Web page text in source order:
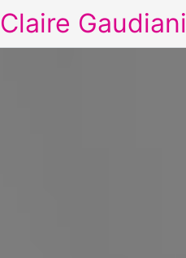
Claire Gaudiani